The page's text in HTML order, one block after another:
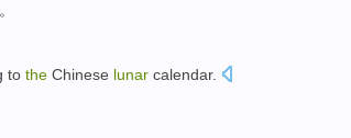
。
to the Chinese lunar calendar.